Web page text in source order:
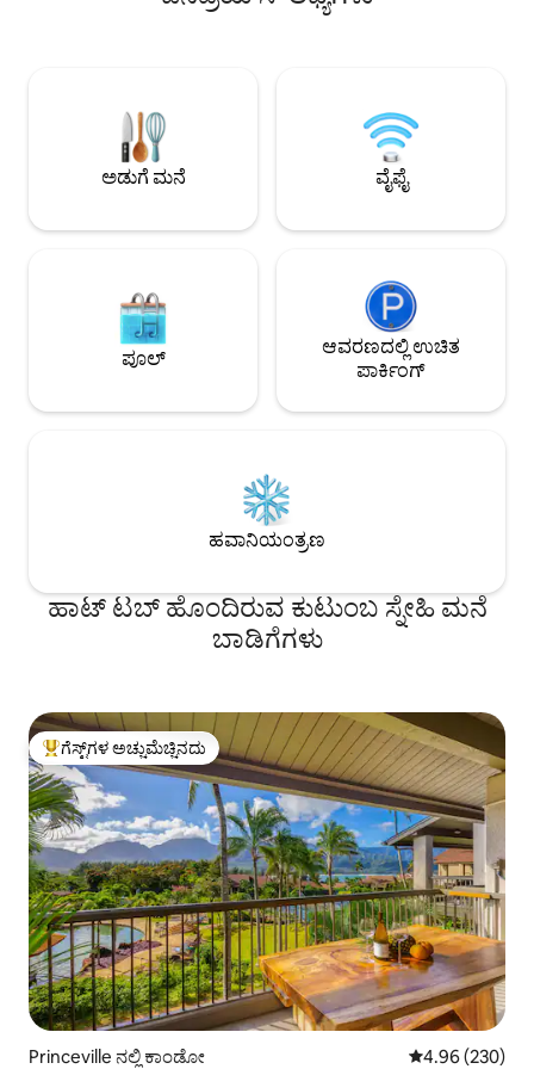
ಮಿನುಗುವ ಕೆಫೆ ದೀಪಗಳ ಅಡಿಯಲ್ಲಿ ವಿಶ್ರಾಂತಿ
ದೂರದಲ್ಲಿದ್ದೇವೆ.
ತಿಮಿಂಗಿಲ ವೀಕ್ಷಿಸಿ
ಸುಂದರವಾದ ಹೈಡೆವೇಸ್
ಮಾಡಿ.
ಅಡುಗೆ ಮನೆ ವೈಫೈ
ಪೂಲ್
ಆವರಣದಲ್ಲಿ ಉಚಿತ
ಪಾರ್ಕಿಂಗ್
ಹವಾನಿಯಂತ್ರಣ
ಹಾಟ್ ಟಬ್ ಹೊಂದಿರುವ ಕುಟುಂಬ ಸ್ನೇಹಿ ಮನೆ
ಬಾಡಿಗೆಗಳು
ಗೆಸ್ಟ್‌ಗಳಿಗೆ ಅತಿ ಹೆಚ್ಚು ಅಚ್ಚುಮೆಚ್ಚಿನದು
ಗೆಸ್ಟ್‌ಗಳ ಅಚ್ಚುಮೆಚ್ಚಿನದು
Princeville ನಲ್ಲಿ ಕಾಂಡೋ 5 ರಲ್ಲಿ 4.96
4.96 (230)